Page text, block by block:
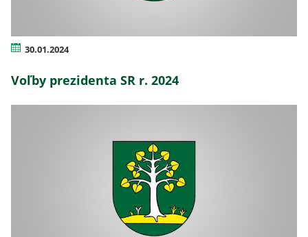
30.01.2024
Voľby prezidenta SR r. 2024